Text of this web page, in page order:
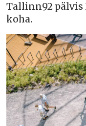
Tallinn92
koha.